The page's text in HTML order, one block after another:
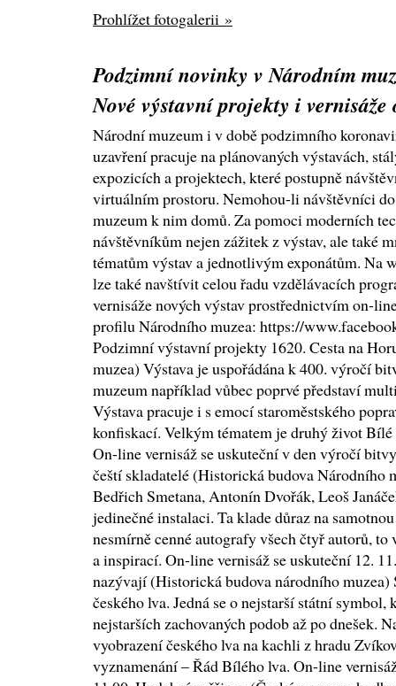
Prohlížet fotogalerii »
Podzimní novinky v Národním
Nové výstavní projekty i
Národní muzeum i v době podzimního
uzavření pracuje na plánovaných výstavách,
expozicích a projektech, které postupně
virtuálním prostoru. Nemohou-li návštěvníci
muzeum k nim domů. Za pomoci moderních
návštěvníkům nejen zážitek z výstav, ale také
tématům výstav a jednotlivým exponátům. Na
lze také navštívit celou řadu vzdělávacích
vernisáže nových výstav prostřednictvím on-
profilu Národního muzea: https://
Podzimní výstavní projekty 1620. Cesta na
muzea) Výstava je uspořádána k 400. výročí
muzeum například vůbec poprvé představí
Výstava pracuje i s emocí staroměstského
konfiskací. Velkým tématem je druhý život
On-line vernisáž se uskuteční v den výročí
čeští skladatelé (Historická budova Národního
Bedřich Smetana, Antonín Dvořák, Leoš
jedinečné instalaci. Ta klade důraz na
nesmírně cenné autografy všech čtyř autorů,
a inspirací. On-line vernisáž se uskuteční 12.
nazývají (Historická budova národního
českého lva. Jedná se o nejstarší státní
nejstarších zachovaných podob až po dnešek.
vyobrazení českého lva na kachli z hradu
vyznamenání – Řád Bílého lva. On-line